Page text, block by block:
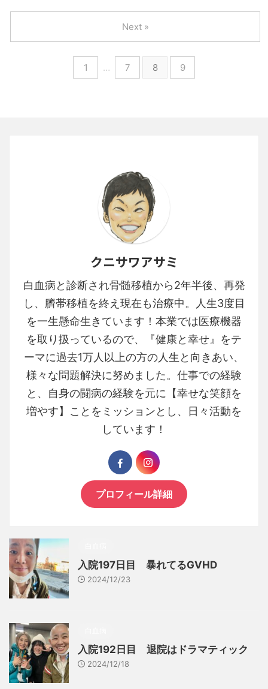
1 … 7 8 9
Next »
クニサワアサミ
白血病と診断され骨髄移植から2年半後、再発
し、臍帯移植を終え現在も治療中。人生3度目
を一生懸命生きています！本業では医療機器
を取り扱っているので、『健康と幸せ』をテ
ーマに過去1万人以上の方の人生と向きあい、
様々な問題解決に努めました。仕事での経験
と、自身の闘病の経験を元に【幸せな笑顔を
増やす】ことをミッションとし、日々活動を
しています！
プロフィール詳細
入院197日目 暴れてるGVHD
2024/12/23
入院192日目 退院はドラマティック
2024/12/18